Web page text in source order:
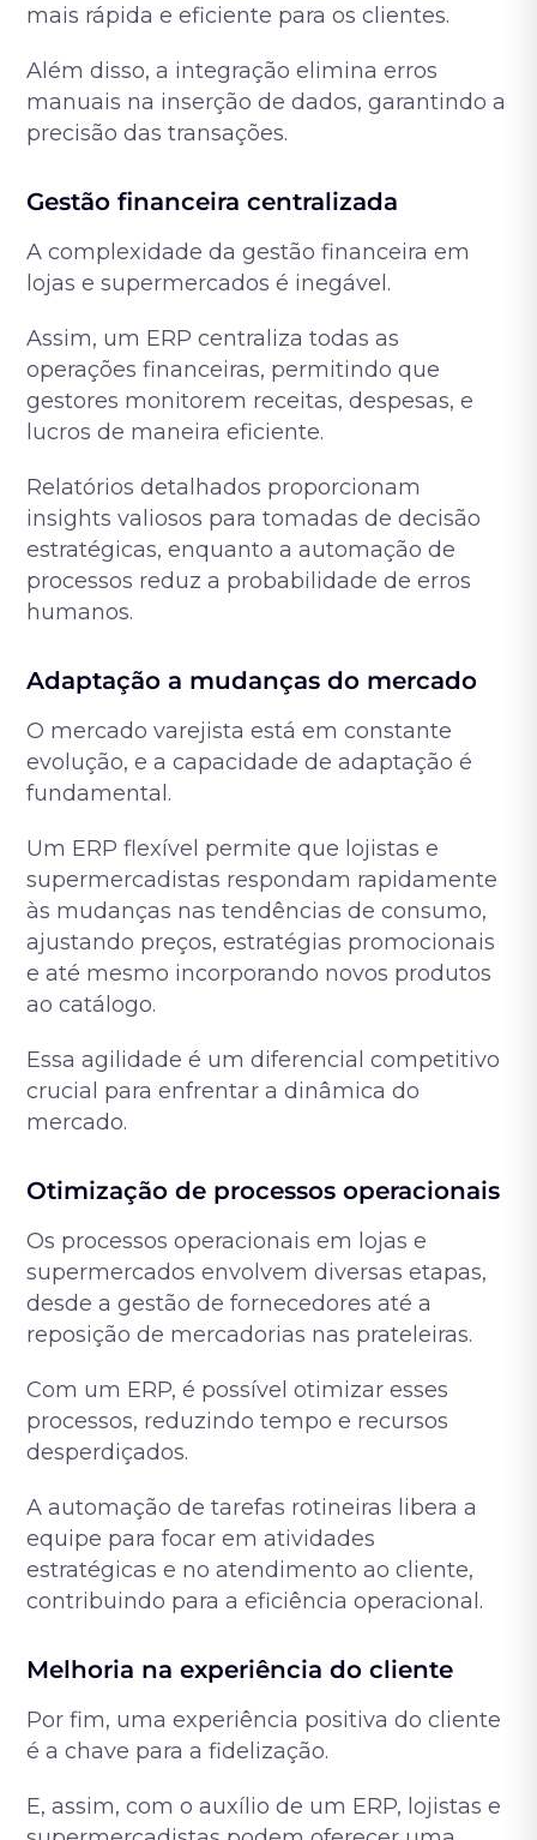
mais rápida e eficiente para os clientes.
Além disso, a integração elimina erros
manuais na inserção de dados, garantindo a
precisão das transações.
Gestão financeira centralizada
A complexidade da gestão financeira em
lojas e supermercados é inegável.
Assim, um ERP centraliza todas as
operações financeiras, permitindo que
gestores monitorem receitas, despesas, e
lucros de maneira eficiente.
Relatórios detalhados proporcionam
insights valiosos para tomadas de decisão
estratégicas, enquanto a automação de
processos reduz a probabilidade de erros
humanos.
Adaptação a mudanças do mercado
O mercado varejista está em constante
evolução, e a capacidade de adaptação é
fundamental.
Um ERP flexível permite que lojistas e
supermercadistas respondam rapidamente
às mudanças nas tendências de consumo,
ajustando preços, estratégias promocionais
e até mesmo incorporando novos produtos
ao catálogo.
Essa agilidade é um diferencial competitivo
crucial para enfrentar a dinâmica do
mercado.
Otimização de processos operacionais
Os processos operacionais em lojas e
supermercados envolvem diversas etapas,
desde a gestão de fornecedores até a
reposição de mercadorias nas prateleiras.
Com um ERP, é possível otimizar esses
processos, reduzindo tempo e recursos
desperdiçados.
A automação de tarefas rotineiras libera a
equipe para focar em atividades
estratégicas e no atendimento ao cliente,
contribuindo para a eficiência operacional.
Melhoria na experiência do cliente
Por fim, uma experiência positiva do cliente
é a chave para a fidelização.
E, assim, com o auxílio de um ERP, lojistas e